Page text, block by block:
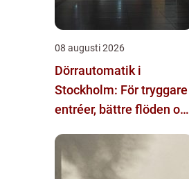
08 augusti 2026
Dörrautomatik i
Stockholm: För tryggare
entréer, bättre flöden och